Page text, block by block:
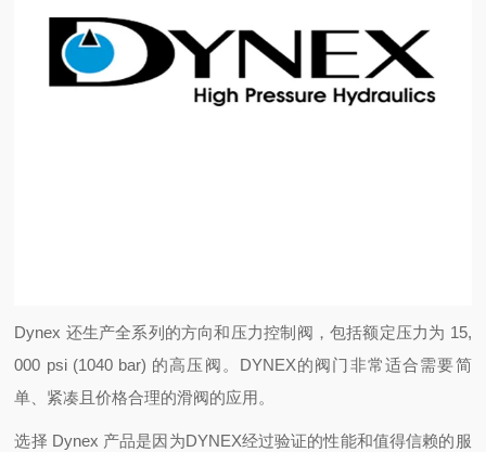
Dynex 还生产全系列的方向和压力控制阀，包括额定压力为 15,
000 psi (1040 bar) 的高压阀。DYNEX的阀门非常适合需要简
单、紧凑且价格合理的滑阀的应用。
选择 Dynex 产品是因为DYNEX经过验证的性能和值得信赖的服